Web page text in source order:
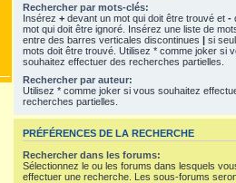
Rechercher par mots-clés:
Insérez + devant un mot qui doit être trouvé et -
mot qui doit être ignoré. Insérez une liste de
entre des barres verticales discontinues | si
mots doit être trouvé. Utilisez * comme joker si
souhaitez effectuer des recherches partielles.
Rechercher par auteur:
Utilisez * comme joker si vous souhaitez
recherches partielles.
PRÉFÉRENCES DE LA RECHERCHE
Rechercher dans les forums:
Sélectionnez le ou les forums dans lesquels
effectuer une recherche. Les sous-forums